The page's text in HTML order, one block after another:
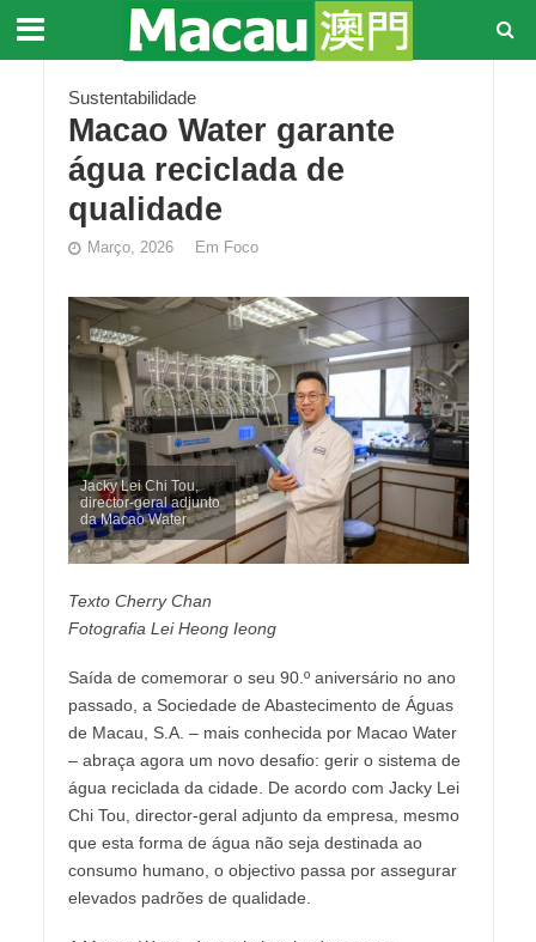
Sustentabilidade
Macao Water garante
água reciclada de
qualidade
Março, 2026 Em Foco
Jacky Lei Chi Tou,
director-geral adjunto
da Macao Water
Texto Cherry Chan
Fotografia Lei Heong Ieong
Saída de comemorar o seu 90.º aniversário no ano
passado, a Sociedade de Abastecimento de Águas
de Macau, S.A. – mais conhecida por Macao Water
– abraça agora um novo desafio: gerir o sistema de
água reciclada da cidade. De acordo com Jacky Lei
Chi Tou, director-geral adjunto da empresa, mesmo
que esta forma de água não seja destinada ao
consumo humano, o objectivo passa por assegurar
elevados padrões de qualidade.